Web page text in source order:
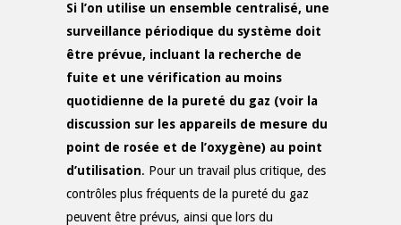
Si l’on utilise un ensemble centralisé, une
surveillance périodique du système doit
être prévue, incluant la recherche de
fuite et une vérification au moins
quotidienne de la pureté du gaz (voir la
discussion sur les appareils de mesure du
point de rosée et de l’oxygène) au point
d’utilisation. Pour un travail plus critique, des
contrôles plus fréquents de la pureté du gaz
peuvent être prévus, ainsi que lors du